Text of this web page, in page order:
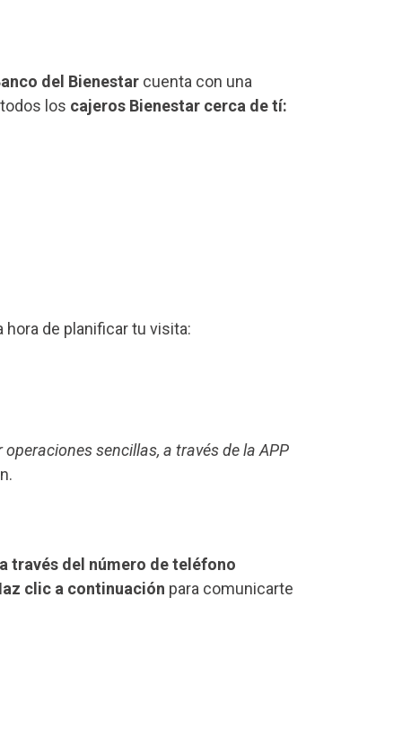
del Bienestar cuenta con una
los cajeros Bienestar cerca de tí:
hora de planificar tu visita:
sencillas, a través de la APP
través del número de teléfono
clic a continuación para comunicarte